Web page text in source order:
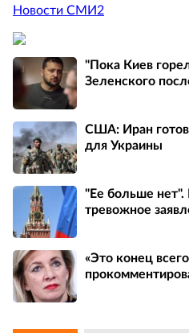
Новости СМИ2
"Пока Киев
Зеленского
США: Иран
для Украины
"Ее больше
тревожное
«Это конец